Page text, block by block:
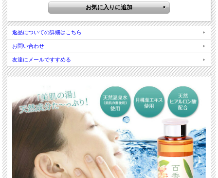
返品についての詳細はこちら
お問い合わせ
友達にメールですすめる